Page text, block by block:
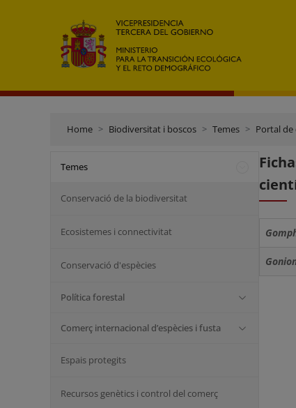
Home Biodiversitat i boscos Temes Portal
Temes
Conservació de la biodiversitat
Ecosistemes i connectivitat
Conservació d'espècies
Política forestal
Comerç internacional d’espècies i fusta
Espais protegits
Recursos genètics i control del comerç